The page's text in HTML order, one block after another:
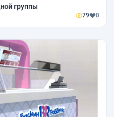
группы
79 0